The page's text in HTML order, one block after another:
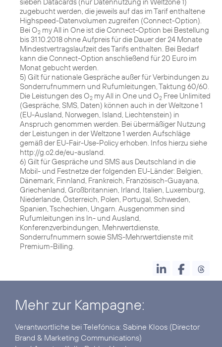
zugebucht werden, die jeweils auf das im Tarif enthaltene
Highspeed-Datenvolumen zugreifen (Connect-Option).
Bei O2 my All in One ist die Connect-Option bei Bestellung
bis 31.10.2018 ohne Aufpreis für die Dauer der 24 Monate
Mindestvertragslaufzeit des Tarifs enthalten. Bei Bedarf
kann die Connect-Option anschließend für 20 Euro im
Monat gebucht werden.
5) Gilt für nationale Gespräche außer für Verbindungen zu
Sonderrufnummern und Rufumleitungen, Taktung 60/60.
Die Leistungen des O2 my All in One und O2 Free Unlimited
(Gespräche, SMS, Daten) können auch in der Weltzone 1
(EU-Ausland, Norwegen, Island, Liechtenstein) in
Anspruch genommen werden. Bei übermäßiger Nutzung
der Leistungen in der Weltzone 1 werden Aufschläge
gemäß der EU-Fair-Use-Policy erhoben. Infos hierzu siehe
http://g.o2.de/eu-ausland.
6) Gilt für Gespräche und SMS aus Deutschland in die
Mobil- und Festnetze der folgenden EU-Länder: Belgien,
Dänemark, Finnland, Frankreich, Französisch-Guayana,
Griechenland, Großbritannien, Irland, Italien, Luxemburg,
Niederlande, Österreich, Polen, Portugal, Schweden,
Spanien, Tschechien, Ungarn. Ausgenommen sind
Rufumleitungen ins In- und Ausland,
Konferenzverbindungen, Mehrwertdienste,
Sonderrufnummern sowie SMS-Mehrwertdienste mit
Premium-Billing.
Mehr zur Kampagne:
Verantwortliche bei Telefónica: Sabine Kloos (Director
Brand & Marketing Communications)